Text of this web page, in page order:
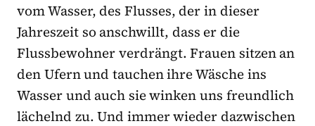
vom Wasser, des Flusses, der in dieser
Jahreszeit so anschwillt, dass er die
Flussbewohner verdrängt. Frauen sitzen an
den Ufern und tauchen ihre Wäsche ins
Wasser und auch sie winken uns freundlich
lächelnd zu. Und immer wieder dazwischen